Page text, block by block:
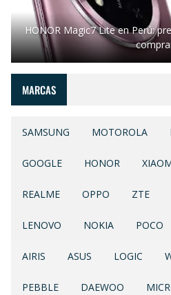
HONOR Magic7 Lite en Perú:
MARCAS
SAMSUNG MOTOROLA
GOOGLE HONOR
REALME OPPO ZTE
LENOVO NOKIA POCO
AIRIS ASUS LOGIC
PEBBLE DAEWOO